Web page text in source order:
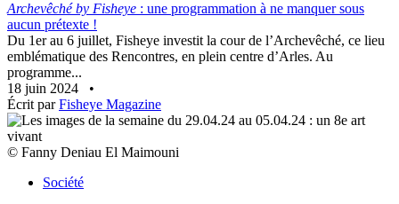
Archevêché by Fisheye : une programmation à ne manquer sous
aucun prétexte !
Du 1er au 6 juillet, Fisheye investit la cour de l’Archevêché, ce lieu
emblématique des Rencontres, en plein centre d’Arles. Au
programme...
18 juin 2024
•
Écrit parFisheye Magazine
© Fanny Deniau El Maimouni
Société